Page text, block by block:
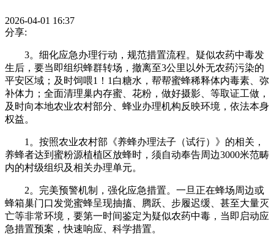
2026-04-01 16:37
分享:
3。细化应急办理行动，规范措置流程。疑似农药中毒发
生后，要当即组织蜂群转场，撤离至3公里以外无农药污染的
平安区域；及时饲喂1！1白糖水，帮帮蜜蜂稀释体内毒素、弥
补体力；全面清理巢内存蜜、花粉，做好摄影、等取证工做，
及时向本地农业农村部分、蜂业办理机构反映环境，依法本身
权益。
1。按照农业农村部《养蜂办理法子（试行）》的相关，
养蜂者达到蜜粉源植植区放蜂时，须自动奉告周边3000米范畴
内的村级组织及相关办理单元。
2。完美预警机制，强化应急措置。一旦正在蜂场周边或
蜂箱巢门口发觉蜜蜂呈现抽搐、腾跃、步履迟缓、甚至大量灭
亡等非常环境，要第一时间鉴定为疑似农药中毒，当即启动应
急措置预案，快速响应、科学措置。